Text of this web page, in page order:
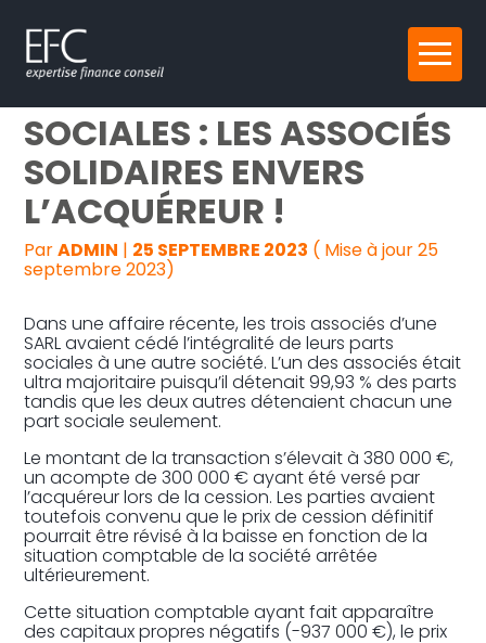
Aller
au
Reprise, transmission et création
Gestion au quotidien
Pilotage d’entreprise
Audit
CESSION DE PARTS
SOCIALES : LES ASSOCIÉS
SOLIDAIRES ENVERS
L’ACQUÉREUR !
ParADMIN | 25 SEPTEMBRE 2023 ( Mise à jour 25
septembre 2023)
Dans une affaire récente, les trois associés d’une
SARL avaient cédé l’intégralité de leurs parts
sociales à une autre société. L’un des associés était
ultra majoritaire puisqu’il détenait 99,93 % des parts
tandis que les deux autres détenaient chacun une
part sociale seulement.
Le montant de la transaction s’élevait à 380 000 €,
un acompte de 300 000 € ayant été versé par
l’acquéreur lors de la cession. Les parties avaient
toutefois convenu que le prix de cession définitif
pourrait être révisé à la baisse en fonction de la
situation comptable de la société arrêtée
ultérieurement.
Cette situation comptable ayant fait apparaître
des capitaux propres négatifs (-937 000 €), le prix